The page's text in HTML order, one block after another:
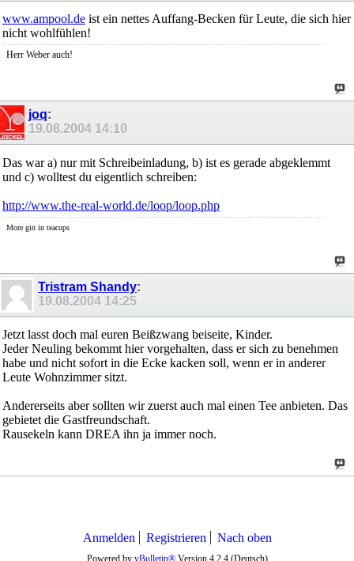
www.ampool.de ist ein nettes Auffang-Becken für Leute, die sich hier
nicht wohlfühlen!
Herr Weber auch!
joq:
19.08.2004 14:10
Das war a) nur mit Schreibeinladung, b) ist es gerade abgeklemmt
und c) wolltest du eigentlich schreiben:
http://www.the-real-world.de/loop/loop.php
More gin in teacups
Tristram Shandy:
19.08.2004 14:25
Jetzt lasst doch mal euren Beißzwang beiseite, Kinder.
Jeder Neuling bekommt hier vorgehalten, dass er sich zu benehmen
habe und nicht sofort in die Ecke kacken soll, wenn er in anderer
Leute Wohnzimmer sitzt.
Andererseits aber sollten wir zuerst auch mal einen Tee anbieten. Das
gebietet die Gastfreundschaft.
Rausekeln kann DREA ihn ja immer noch.
Anmelden Registrieren Nach oben
Powered by vBulletin®Version 4.2.4 (Deutsch)